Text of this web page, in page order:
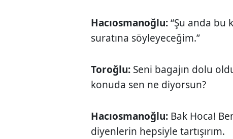
Hacıosmanoğlu:“Şu anda bu
suratına söyleyeceğim.”
Toroğlu: Seni bagajın dolu
konuda sen ne diyorsun?
Hacıosmanoğlu: Bak Hoca!
diyenlerin hepsiyle tartışırım.